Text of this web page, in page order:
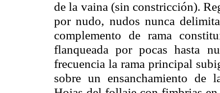
de la vaina (sin constricción).
por nudo, nudos nunca
complemento de rama
flanqueada por pocas hasta
frecuencia la rama principal
sobre un ensanchamiento de